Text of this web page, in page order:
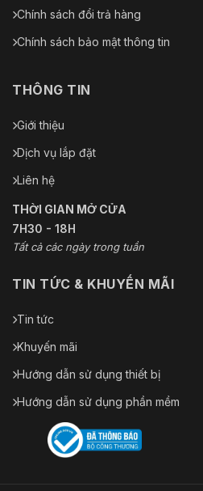
Chính sách đổi trả hàng
Chính sách bảo mật thông tin
THÔNG TIN
Giới thiệu
Dịch vụ lắp đặt
Liên hệ
THỜI GIAN MỞ CỬA
7H30 - 18H
Tất cả các ngày trong tuần
TIN TỨC & KHUYẾN MÃI
Tin tức
Khuyến mãi
Hướng dẫn sử dụng thiết bị
Hướng dẫn sử dụng phần mềm